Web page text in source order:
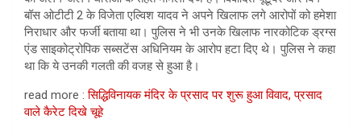
बॉस ओटीटी 2 के विजेता एल्विश यादव ने अपने खिलाफ लगे आरोपों को हमेशा
निराधार और फर्जी बताया था। पुलिस ने भी उनके खिलाफ नारकोटिक ड्रग्स
एंड साइकोट्रोपिक सब्सटेंस अधिनियम के आरोप हटा दिए थे। पुलिस ने कहा
था कि ये उनकी गलती की वजह से हुआ है।
read more :सिद्धिविनायक मंदिर के प्रसाद पर शुरू हुआ विवाद, प्रसाद
वाले कैरेट दिखे चूहे